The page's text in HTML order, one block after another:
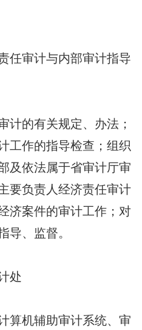
审计与内部审计指导
的有关规定、办法；
工作的指导检查；组织
及依法属于省审计厅审
要负责人经济责任审计
济案件的审计工作；对
导、监督。
处
机辅助审计系统、审